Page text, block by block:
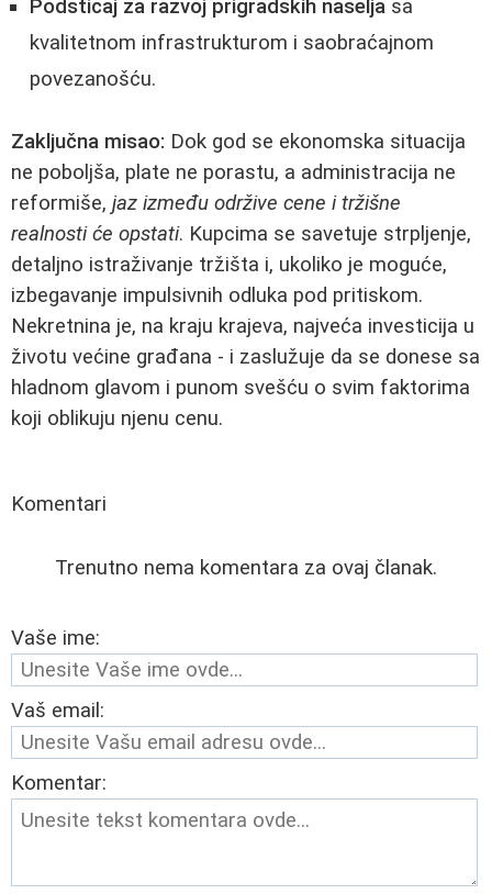
Podsticaj za razvoj prigradskih naselja sa
kvalitetnom infrastrukturom i saobraćajnom
povezanošću.
Zaključna misao: Dok god se ekonomska situacija
ne poboljša, plate ne porastu, a administracija ne
reformiše, jaz između održive cene i tržišne
realnosti će opstati. Kupcima se savetuje strpljenje,
detaljno istraživanje tržišta i, ukoliko je moguće,
izbegavanje impulsivnih odluka pod pritiskom.
Nekretnina je, na kraju krajeva, najveća investicija u
životu većine građana - i zaslužuje da se donese sa
hladnom glavom i punom svešću o svim faktorima
koji oblikuju njenu cenu.
Komentari
Trenutno nema komentara za ovaj članak.
Vaše ime:
Vaš email:
Komentar: